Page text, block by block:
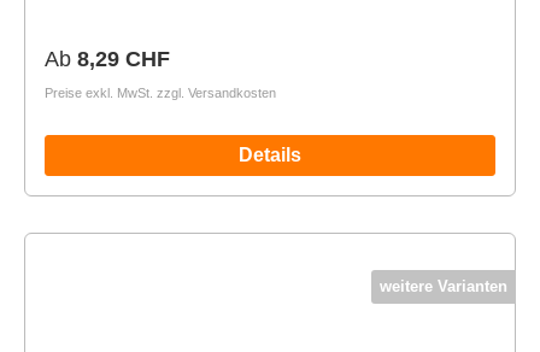
Regulärer Preis:
Ab 8,29 CHF
Preise exkl. MwSt. zzgl. Versandkosten
Details
weitere Varianten